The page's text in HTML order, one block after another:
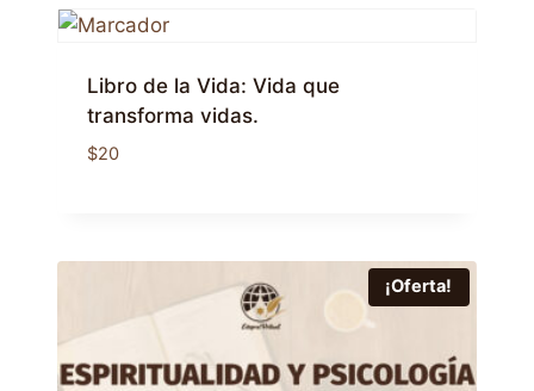
Libro de la Vida: Vida que
transforma vidas.
$20
¡Oferta!